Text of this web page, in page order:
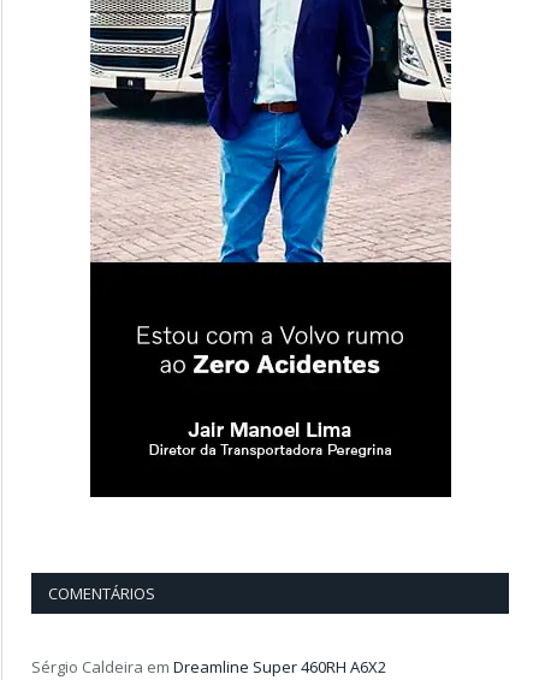
COMENTÁRIOS
Sérgio Caldeira em Dreamline Super 460RH A6X2